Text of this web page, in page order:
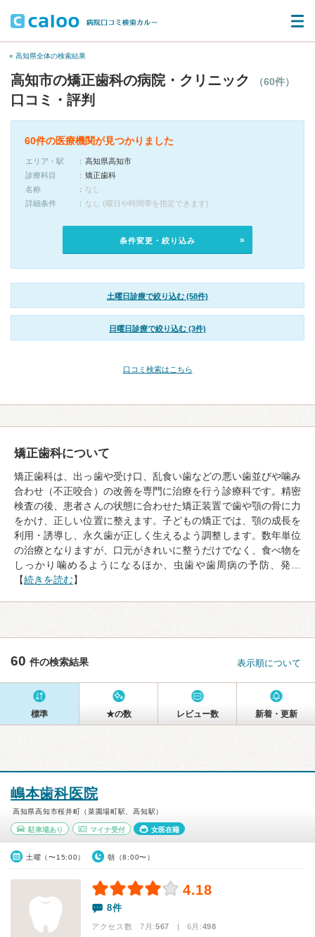
« 高知県全体の検索結果
高知市の矯正歯科の病院・クリニック （60件）
口コミ・評判
60件の医療機関が見つかりました
エリア・駅
高知県高知市
診療科目
矯正歯科
名称
なし
詳細条件
なし (曜日や時間帯を指定できます)
条件変更・絞り込み
土曜日診療で絞り込む (58件)
日曜日診療で絞り込む (3件)
口コミ検索はこちら
矯正歯科について
矯正歯科は、出っ歯や受け口、乱食い歯などの悪い歯並びや噛み
合わせ（不正咬合）の改善を専門に治療を行う診療科です。精密
検査の後、患者さんの状態に合わせた矯正装置で歯や顎の骨に力
をかけ、正しい位置に整えます。子どもの矯正では、顎の成長を
利用・誘導し、永久歯が正しく生えるよう調整します。数年単位
の治療となりますが、口元がきれいに整うだけでなく、食べ物を
しっかり噛めるようになるほか、虫歯や歯周病の予防、発…
【続きを読む】
60 件の検索結果 表示順について
標準 ★の数 レビュー数 新着・更新
嶋本歯科医院
高知県高知市桜井町（菜園場町駅、高知駅）
駐車場あり マイナ受付 女医在籍
土曜（〜15:00） 朝（8:00〜）
4.18
8件
アクセス数 7月:567 | 6月:498